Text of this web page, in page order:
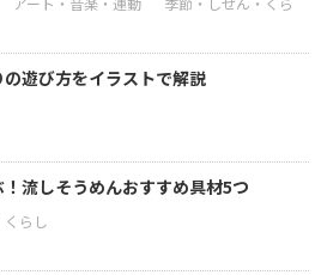
遊び方をイラストで解説
流しそうめんおすすめ具材5つ